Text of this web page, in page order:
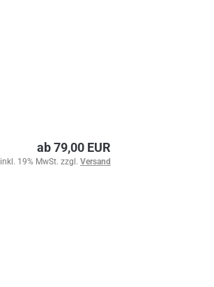
ab 79,00 EUR
inkl. 19% MwSt. zzgl. Versand